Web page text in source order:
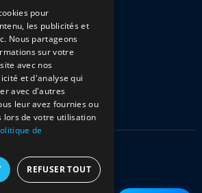
zastrzeżone
pour
les publicités et
Nous partageons
sur votre
avec nos
et d'analyse qui
avec d'autres
leur avez fournies ou
lors de votre utilisation
de
REFUSER TOUT